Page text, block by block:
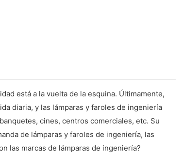
está a la vuelta de la esquina. Últimamente,
diaria, y las lámparas y faroles de ingeniería
cines, centros comerciales, etc. Su
de lámparas y faroles de ingeniería, las
las marcas de lámparas de ingeniería?